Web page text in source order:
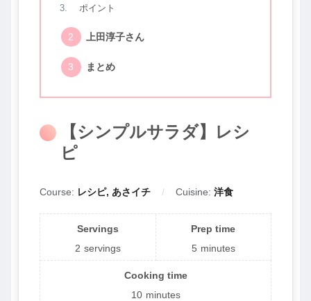
ポイント
上田淳子さん
まとめ
【シンプルサラダ】レシ
ピ
Course: レシピ, あさイチ Cuisine: 洋食
Servings
2 servings
Prep time
5 minutes
Cooking time
10 minutes